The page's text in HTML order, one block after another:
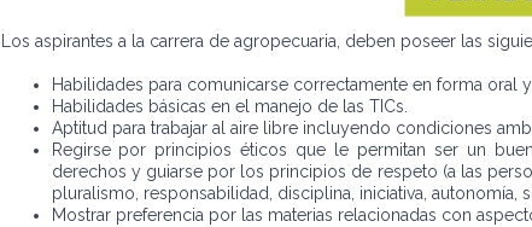
Los aspirantes a la carrera de agropecuaria, deben poseer las
Habilidades para comunicarse correctamente en forma oral
Habilidades básicas en el manejo de las TICs.
Aptitud para trabajar al aire libre incluyendo condiciones
Regirse por principios éticos que le permitan ser un
derechos y guiarse por los principios de respeto (a las
pluralismo, responsabilidad, disciplina, iniciativa,
Mostrar preferencia por las materias relacionadas con